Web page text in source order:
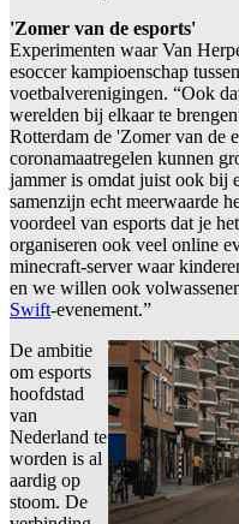
'Zomer van de esports'
Experimenten waar Van
esoccer kampioenschap
voetbalverenigingen. “Ook
werelden bij elkaar te
Rotterdam de 'Zomer van de
coronamaatregelen kunnen
jammer is omdat juist ook bij
samenzijn echt meerwaarde
voordeel van esports dat je
organiseren ook veel online
minecraft-server waar
en we willen ook
Swift-evenement.”
De ambitie
om esports
hoofdstad
van
Nederland te
worden is al
aardig op
stoom. De